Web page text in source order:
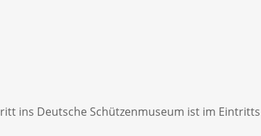
ins Deutsche Schützenmuseum ist im